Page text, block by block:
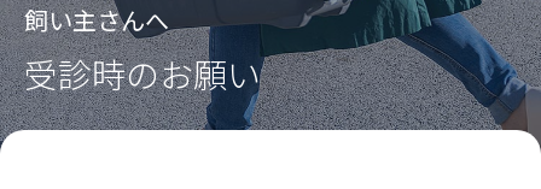
病院紹介
採用情報
飼い主さんへ
受診時のお願い